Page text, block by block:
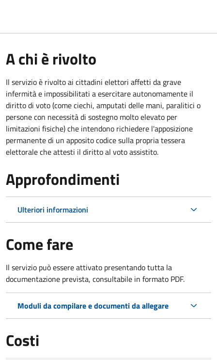
A chi è rivolto
Il servizio è rivolto ai cittadini elettori affetti da grave
infermità e impossibilitati a esercitare autonomamente il
diritto di voto (come ciechi, amputati delle mani, paralitici o
persone con necessità di sostegno molto elevato per
limitazioni fisiche) che intendono richiedere l'apposizione
permanente di un apposito codice sulla propria tessera
elettorale che attesti il diritto al voto assistito.
Approfondimenti
Ulteriori informazioni
Come fare
Il servizio può essere attivato presentando tutta la
documentazione prevista, consultabile in formato PDF.
Moduli da compilare e documenti da allegare
Costi